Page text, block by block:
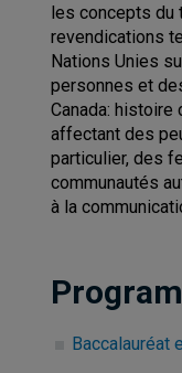
les concepts du
revendications
Nations Unies
personnes et
Canada:
affectant des
particulier, des
communautés
à la
Baccalauréat